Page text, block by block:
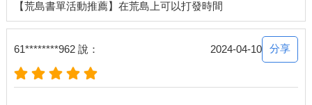
61********962 說： 2024-04-10 分享